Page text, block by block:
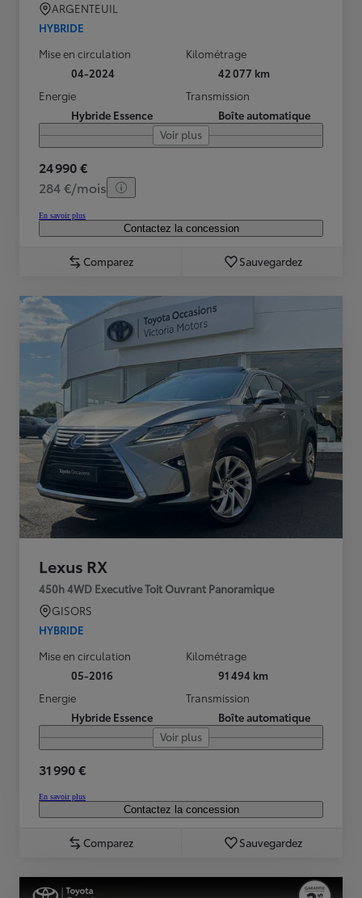
ARGENTEUIL
HYBRIDE
Mise en circulation
04-2024
Kilométrage
42 077 km
Energie
Hybride Essence
Transmission
Boîte automatique
Voir plus
24 990 €
284 €/mois
En savoir plus
Contactez la concession
Comparez Sauvegardez
Lexus RX
450h 4WD Executive Toit Ouvrant Panoramique
GISORS
HYBRIDE
Mise en circulation
05-2016
Kilométrage
91 494 km
Energie
Hybride Essence
Transmission
Boîte automatique
Voir plus
31 990 €
En savoir plus
Contactez la concession
Comparez Sauvegardez